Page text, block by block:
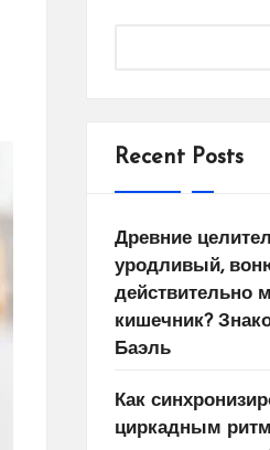
Recent Posts
Древние
уродливый,
действительно
кишечник?
Баэль
Как
циркадным